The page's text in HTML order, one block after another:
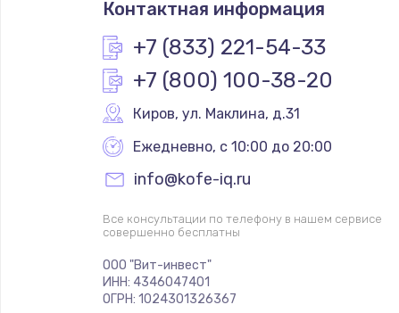
Контактная информация
+7 (833) 221-54-33
+7 (800) 100-38-20
Киров, ул. Маклина, д.31
Ежедневно, с 10:00 до 20:00
info@kofe-iq.ru
Все консультации по телефону в нашем сервисе
совершенно бесплатны
ООО "Вит-инвест"
ИНН: 4346047401
ОГРН: 1024301326367